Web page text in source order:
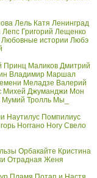
Лель Катя Ленинград
Лепс Григорий Лещенко
Любовные истории Любэ
Принц Маликов Дмитрий
Владимир Маршал
Меладзе Валерий
Михей Джуманджи Мон
Мумий Тролль Мы_
Наутилус Помпилиус
Ноггано Ногу Свело
Орбакайте Кристина
Отрадная Женя